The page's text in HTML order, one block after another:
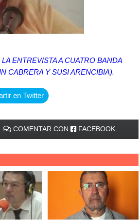
ENTREVISTA A CUATRO BANDA
CABRERA Y SUSI ARENCIBIA).
en Twitter
COMENTAR CON FACEBOOK